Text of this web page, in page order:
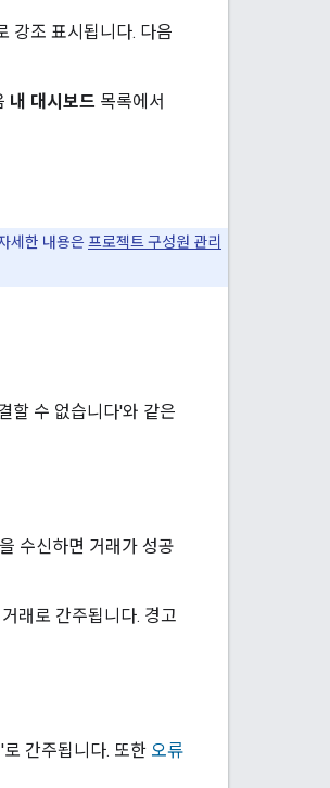
강조 표시됩니다. 다음
내 대시보드 목록에서
세한 내용은프로젝트 구성원 관리
할 수 없습니다'와 같은
수신하면 거래가 성공
래로 간주됩니다. 경고
간주됩니다. 또한 오류